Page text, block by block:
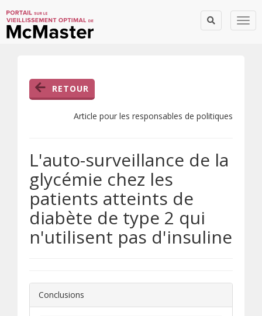
RETOUR
Article pour les responsables de politiques
L'auto-surveillance de la
glycémie chez les
patients atteints de
diabète de type 2 qui
n'utilisent pas d'insuline
Conclusions